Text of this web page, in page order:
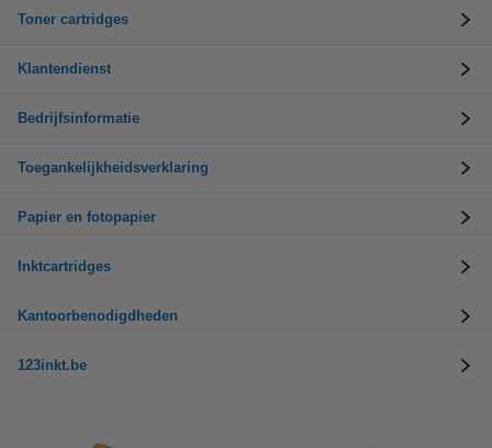
Toner cartridges
Klantendienst
Bedrijfsinformatie
Toegankelijkheidsverklaring
Papier en fotopapier
Inktcartridges
Kantoorbenodigdheden
123inkt.be